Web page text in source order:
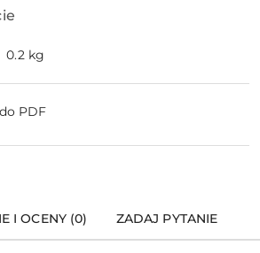
0.2 kg
PDF
I OCENY (0) ZADAJ PYTANIE